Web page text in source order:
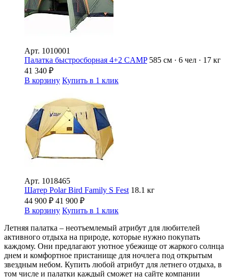
Арт. 1010001
Палатка быстросборная 4+2 CAMP 585 см · 6 чел · 17 кг
41 340 ₽
В корзину Купить в 1 клик
Арт. 1018465
Шатер Polar Bird Family S Fest 18.1 кг
44 900 ₽ 41 900 ₽
В корзину Купить в 1 клик
Летняя палатка – неотъемлемый атрибут для любителей
активного отдыха на природе, которые нужно покупать
каждому. Они предлагают уютное убежище от жаркого солнца
днем и комфортное пристанище для ночлега под открытым
звездным небом. Купить любой атрибут для летнего отдыха, в
том числе и палатки каждый сможет на сайте компании